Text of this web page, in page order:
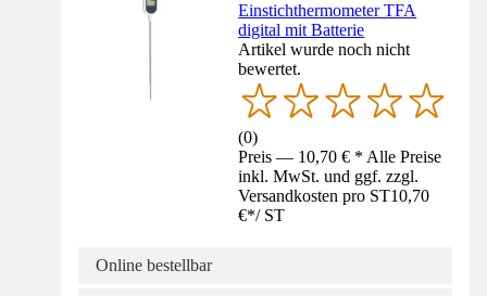
Einstichthermometer TFA
digital mit Batterie
Artikel wurde noch nicht
bewertet.
(0)
Preis — 10,70 € * Alle Preise
inkl. MwSt. und ggf. zzgl.
Versandkosten pro ST10,70
€*/ ST
Online bestellbar